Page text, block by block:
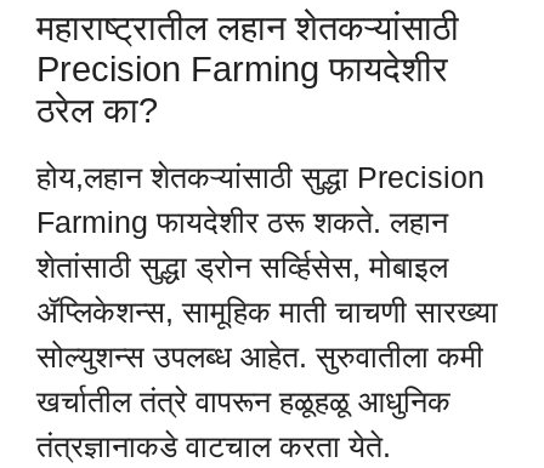
महाराष्ट्रातील लहान शेतकऱ्यांसाठी
Precision Farming फायदेशीर
ठरेल का?
होय,लहान शेतकऱ्यांसाठी सुद्धा Precision
Farming फायदेशीर ठरू शकते. लहान
शेतांसाठी सुद्धा ड्रोन सर्व्हिसेस, मोबाइल
ॲप्लिकेशन्स, सामूहिक माती चाचणी सारख्या
सोल्युशन्स उपलब्ध आहेत. सुरुवातीला कमी
खर्चातील तंत्रे वापरून हळूहळू आधुनिक
तंत्रज्ञानाकडे वाटचाल करता येते.